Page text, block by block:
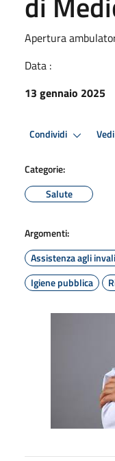
Apertura
Data :
13 gennaio 2025
Condividi
Categorie:
Salute
Argomenti:
Assistenza agli
Igiene pubblica